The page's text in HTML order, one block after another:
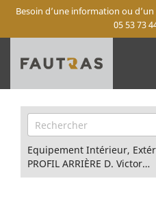
Besoin d’une information ou
05 53 73
Equipement Intérieur,
PROFIL ARRIÈRE D. Victorius